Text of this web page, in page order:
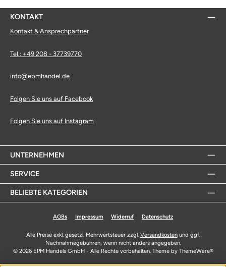
KONTAKT
Kontakt & Ansprechpartner
Tel.: +49 208 - 37739770
info@epmhandel.de
Folgen Sie uns auf Facebook
Folgen Sie uns auf Instagram
UNTERNEHMEN
SERVICE
BELIEBTE KATEGORIEN
AGBs Impressum Widerruf Datenschutz
Alle Preise exkl. gesetzl. Mehrwertsteuer zzgl. Versandkostenund ggf.
Nachnahmegebühren, wenn nicht anders angegeben.
© 2026 EPM Handels GmbH - Alle Rechte vorbehalten. Theme by ThemeWare®